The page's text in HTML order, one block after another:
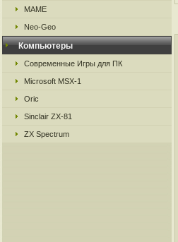
MAME
Neo-Geo
Компьютеры
Современные Игры для ПК
Microsoft MSX-1
Oric
Sinclair ZX-81
ZX Spectrum